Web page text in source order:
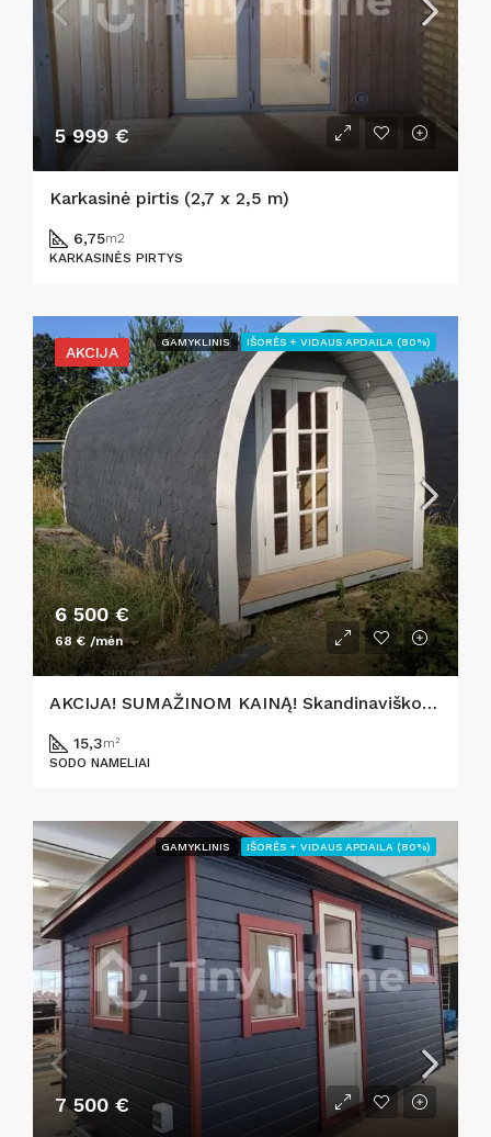
5 999 €
Karkasinė pirtis (2,7 x 2,5 m)
6,75m2
KARKASINĖS PIRTYS
AKCIJA
GAMYKLINIS IŠORĖS + VIDAUS APDAILA (80%)
6 500 €
68 € /mėn
AKCIJA! SUMAŽINOM KAINĄ! Skandinaviško stiliaus namelis 15.3 m²
15,3m²
SODO NAMELIAI
GAMYKLINIS IŠORĖS + VIDAUS APDAILA (80%)
7 500 €